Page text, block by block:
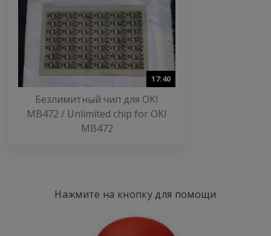
17:40
Безлимитный чип для OKI
MB472 / Unlimited chip for OKI
MB472
Нажмите на кнопку для помощи